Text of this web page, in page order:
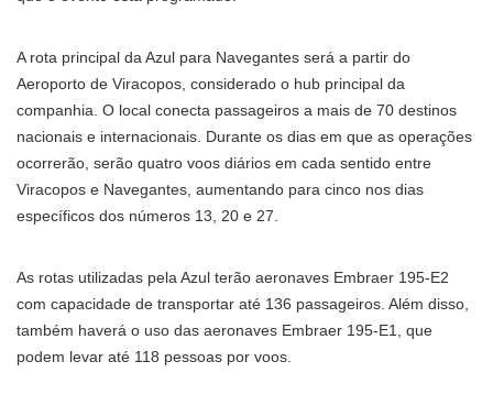
A rota principal da Azul para Navegantes será a partir do
Aeroporto de Viracopos, considerado o hub principal da
companhia. O local conecta passageiros a mais de 70 destinos
nacionais e internacionais. Durante os dias em que as operações
ocorrerão, serão quatro voos diários em cada sentido entre
Viracopos e Navegantes, aumentando para cinco nos dias
específicos dos números 13, 20 e 27.
As rotas utilizadas pela Azul terão aeronaves Embraer 195-E2
com capacidade de transportar até 136 passageiros. Além disso,
também haverá o uso das aeronaves Embraer 195-E1, que
podem levar até 118 pessoas por voos.